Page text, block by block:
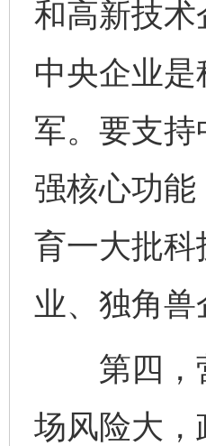
和高新技
中央企业
军。要支
强核心功
育一大批
业、独角
第四，营
场风险大